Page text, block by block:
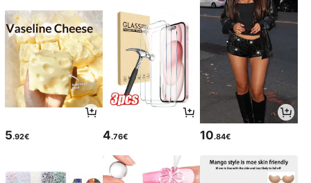
5.92€ 4.76€ 10.84€